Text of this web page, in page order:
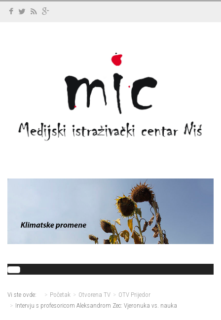
Vi ste ovde: Početak Otvorena TV
OTV Prijedor
Intervju s profesoricom Aleksandrom Zec: Vjeronuka vs. nauka